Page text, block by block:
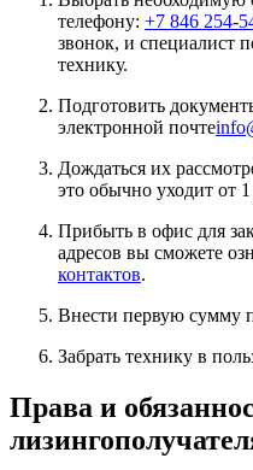
телефону: +7 846 254-
звонок, и специалист
технику.
Подготовить
электронной почте
Дождаться их
это обычно уходит от
Прибыть в офис для
адресов вы сможете
контактов.
Внести первую сумму
Забрать технику в
Права и